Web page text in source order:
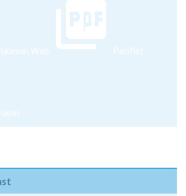
Web Pamflet
Juknis